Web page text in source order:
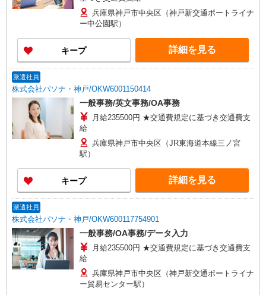
兵庫県神戸市中央区（神戸新交通ポートライナ
ー中公園駅）
キープ 詳細を見る
派遣社員
株式会社パソナ・神戸/OKW6001150414
一般事務/英文事務/OA事務
月給235500円 ★交通費規定に基づき交通費支
給
兵庫県神戸市中央区（JR東海道本線三ノ宮
駅）
キープ 詳細を見る
派遣社員
株式会社パソナ・神戸/OKW600117754901
一般事務/OA事務/データ入力
月給235500円 ★交通費規定に基づき交通費支
給
兵庫県神戸市中央区（神戸新交通ポートライナ
ー貿易センター駅）